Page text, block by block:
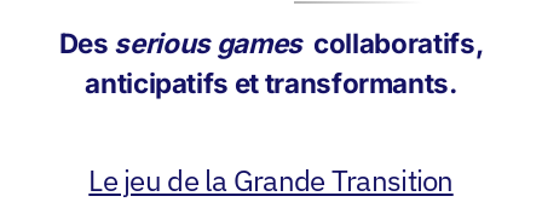
Des serious gamescollaboratifs,
anticipatifs et transformants.
Le jeu de la Grande Transition